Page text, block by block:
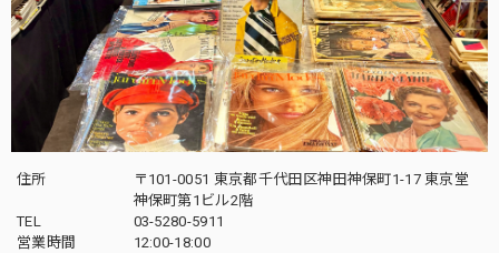
住所
〒101-0051 東京都千代田区神田神保町1-17 東京堂
神保町第1ビル2階
TEL
03-5280-5911
営業時間
12:00-18:00